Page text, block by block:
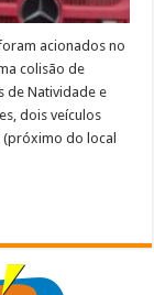
acionados no
colisão de
de Natividade e
dois veículos
(próximo do local